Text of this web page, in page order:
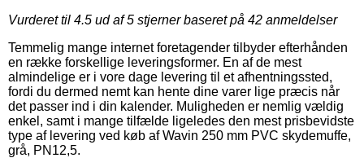
Vurderet til 4.5 ud af 5 stjerner baseret på 42 anmeldelser
Temmelig mange internet foretagender tilbyder efterhånden
en række forskellige leveringsformer. En af de mest
almindelige er i vore dage levering til et afhentningssted,
fordi du dermed nemt kan hente dine varer lige præcis når
det passer ind i din kalender. Muligheden er nemlig vældig
enkel, samt i mange tilfælde ligeledes den mest prisbevidste
type af levering ved køb af Wavin 250 mm PVC skydemuffe,
grå, PN12,5.